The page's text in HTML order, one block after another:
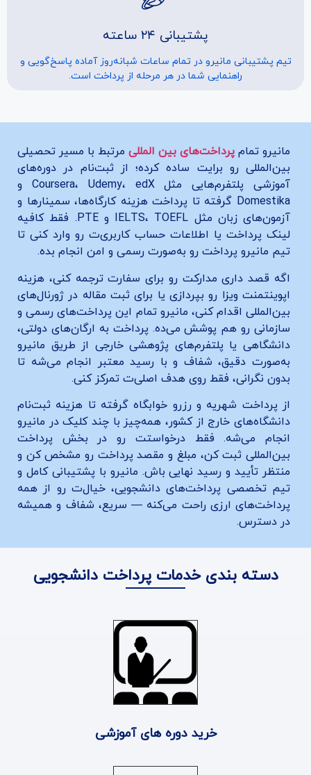
پشتیبانی ۲۴ ساعته
تیم پشتیبانی مانیرو در تمام ساعات شبانه‌روز آماده پاسخ‌گویی و
راهنمایی شما در هر مرحله از پرداخت است.
مانیرو تمام پرداخت‌های بین المللی مرتبط با مسیر تحصیلی
بین‌المللی رو برایت ساده کرده؛ از ثبت‌نام در دوره‌های
آموزشی پلتفرم‌هایی مثل Coursera، Udemy، edX و
Domestika گرفته تا پرداخت هزینه کارگاه‌ها، سمینارها و
آزمون‌های زبان مثل IELTS، TOEFL و PTE. فقط کافیه
لینک پرداخت یا اطلاعات حساب کاربری‌ت رو وارد کنی تا
تیم مانیرو پرداخت رو به‌صورت رسمی و امن انجام بده.
اگه قصد داری مدارکت رو برای سفارت ترجمه کنی، هزینه
اپوینتمنت ویزا رو بپردازی یا برای ثبت مقاله در ژورنال‌های
بین‌المللی اقدام کنی، مانیرو تمام این پرداخت‌های رسمی و
سازمانی رو هم پوشش می‌ده. پرداخت به ارگان‌های دولتی،
دانشگاهی یا پلتفرم‌های پژوهشی خارجی از طریق مانیرو
به‌صورت دقیق، شفاف و با رسید معتبر انجام می‌شه تا
بدون نگرانی، فقط روی هدف اصلی‌ت تمرکز کنی.
از پرداخت شهریه و رزرو خوابگاه گرفته تا هزینه ثبت‌نام
دانشگاه‌های خارج از کشور، همه‌چیز با چند کلیک در مانیرو
انجام می‌شه. فقط درخواستت رو در بخش پرداخت
بین‌المللی ثبت کن، مبلغ و مقصد پرداخت رو مشخص کن و
منتظر تأیید و رسید نهایی باش. مانیرو با پشتیبانی کامل و
تیم تخصصی پرداخت‌های دانشجویی، خیال‌ت رو از همه
پرداخت‌های ارزی راحت می‌کنه — سریع، شفاف و همیشه
در دسترس.
دسته بندی خدمات پرداخت دانشجویی
خرید دوره های آموزشی